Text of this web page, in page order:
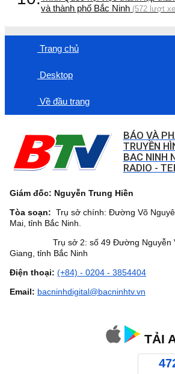
và thành phố Bắc Ninh (572 lượt
Trang chủ
Desktop
Về đầu trang
BÁO VÀ
TRUYỀN
BAC NINH
RADIO -
Giám đốc: Nguyễn Trung Hiền
Tòa soạn: Trụ sở chính: Đường Võ
Mai, tỉnh Bắc Ninh.
Trụ sở 2: số 49 Đường Nguyễn
Giang, tỉnh Bắc Ninh
Điện thoại: (+84) - 0204 - 3854404
Email: bacninhdigital@bacninhtv.vn
TẢI